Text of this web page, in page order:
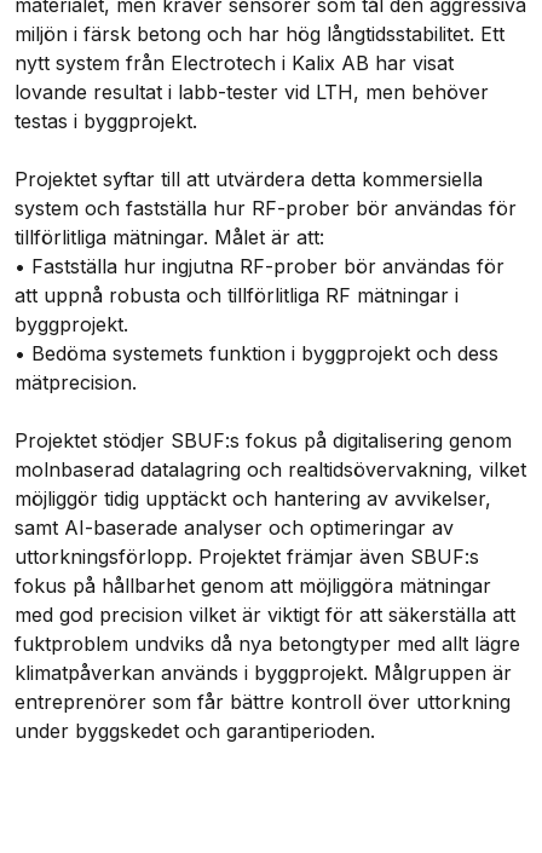
materialet, men kräver sensorer som tål den aggressiva
miljön i färsk betong och har hög långtidsstabilitet. Ett
nytt system från Electrotech i Kalix AB har visat
lovande resultat i labb-tester vid LTH, men behöver
testas i byggprojekt.
Projektet syftar till att utvärdera detta kommersiella
system och fastställa hur RF-prober bör användas för
tillförlitliga mätningar. Målet är att:
• Fastställa hur ingjutna RF-prober bör användas för
att uppnå robusta och tillförlitliga RF mätningar i
byggprojekt.
• Bedöma systemets funktion i byggprojekt och dess
mätprecision.
Projektet stödjer SBUF:s fokus på digitalisering genom
molnbaserad datalagring och realtidsövervakning, vilket
möjliggör tidig upptäckt och hantering av avvikelser,
samt AI-baserade analyser och optimeringar av
uttorkningsförlopp. Projektet främjar även SBUF:s
fokus på hållbarhet genom att möjliggöra mätningar
med god precision vilket är viktigt för att säkerställa att
fuktproblem undviks då nya betongtyper med allt lägre
klimatpåverkan används i byggprojekt. Målgruppen är
entreprenörer som får bättre kontroll över uttorkning
under byggskedet och garantiperioden.